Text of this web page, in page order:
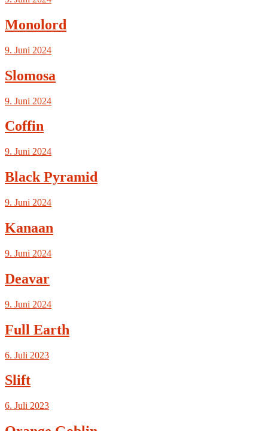
Monolord
9. Juni 2024
Slomosa
9. Juni 2024
Coffin
9. Juni 2024
Black Pyramid
9. Juni 2024
Kanaan
9. Juni 2024
Deavar
9. Juni 2024
Full Earth
6. Juli 2023
Slift
6. Juli 2023